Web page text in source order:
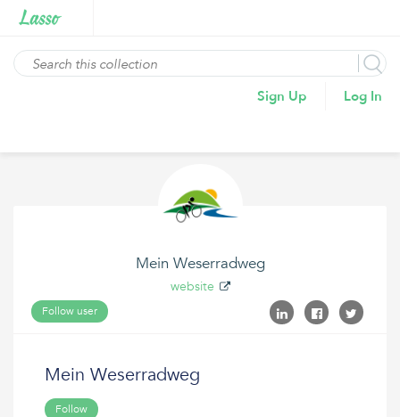
Sign Up Log In
Mein Weserradweg
website
Follow user
Mein Weserradweg
Follow